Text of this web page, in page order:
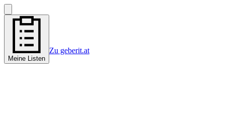
Meine Listen
Zu geberit.at